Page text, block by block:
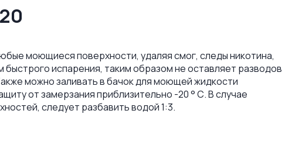
моющиеся поверхности, удаляя смог, следы никотина,
испарения, таким образом не оставляет разводов
можно заливать в бачок для моющей жидкости
от замерзания приблизительно -20 ° C. В случае
следует разбавить водой 1:3.